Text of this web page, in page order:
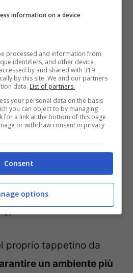
macchie e odori,
quotidiane che
mantenere il tappetino
e l’altro.
con l’aspirapolvere
gran parte della
superficiale
Questa operazione
ma contribuisce
a mantenere l’igiene
proprio tappetino da
un ambiente più
information on a device
processed and information from
identifiers, and other device
by and shared with 319
by this site. We and our partners
data. List of partners.
your personal data on the basis
you can object to by managing
for a link at the bottom of this page
or withdraw consent in privacy
Consent
options